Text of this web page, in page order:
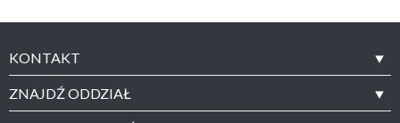
KONTAKT
ZNAJDŹ ODDZIAŁ